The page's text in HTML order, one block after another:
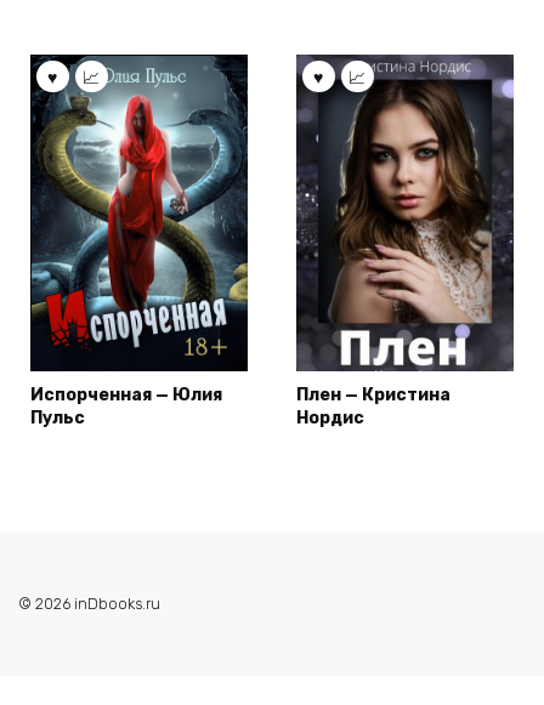
Испорченная — Юлия
Пульс
Плен — Кристина
Нордис
© 2026 inDbooks.ru